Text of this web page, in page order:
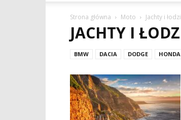
Strona główna Moto Jachty i
JACHTY I
BMW DACIA DODGE HONDA